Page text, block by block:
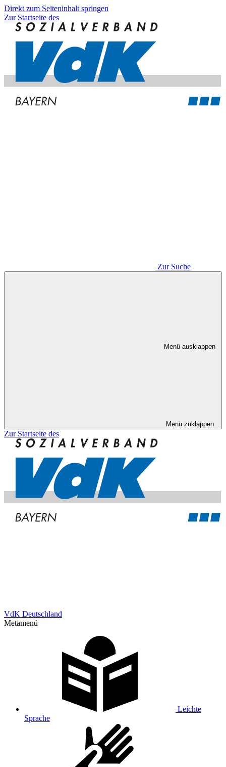
Direkt zum Seiteninhalt springen
Zur Startseite des
Zur Suche
Menü ausklappen
Menü zuklappen
Zur Startseite des
VdK Deutschland
Metamenü
Leichte
Sprache